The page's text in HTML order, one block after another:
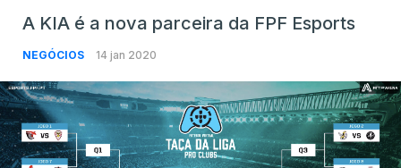
A KIA é a nova parceira da FPF Esports
NEGÓCIOS 14 jan 2020